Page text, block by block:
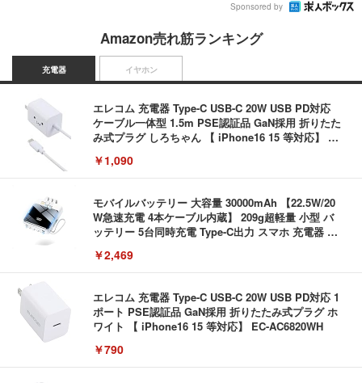
Sponsored by
Amazon売れ筋ランキング
充電器
エレコム 充電器 Type-C USB-C 20W USB PD対応
ケーブル一体型 1.5m PSE認証品 GaN採用 折りたた
み式プラグ しろちゃん 【 iPhone16 15 等対応】 E
￥1,090
モバイルバッテリー 大容量 30000mAh 【22.5W/20
W急速充電 4本ケーブル内蔵】 209g超軽量 小型 バ
ッテリー 5台同時充電 Type-C出力 スマホ 充電器 LC
携帯充電器 停電対策 アウトドア/旅行/出張/防災/緊
急用 iOS/Android各種他対応 機内持込可 (高級白い)
￥2,469
エレコム 充電器 Type-C USB-C 20W USB PD対応 1
ポート PSE認証品 GaN採用 折りたたみ式プラグ ホ
ワイト 【 iPhone16 15 等対応】 EC-AC6820WH
￥790
イヤホン